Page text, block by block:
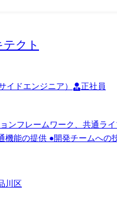
クト
イドエンジニア） 正社員
ンフレームワーク、共通ラ
提供 ●開発チームへの技術支援
くことを想定しています。
川区